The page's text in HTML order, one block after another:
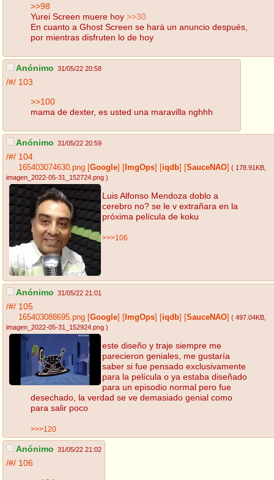
>>98
Yurei Screen muere hoy >>30
En cuanto a Ghost Screen se hará un anuncio después,
por mientras disfruten lo de hoy
Anónimo 31/05/22 20:58
/#/ 103
>>100
mama de dexter, es usted una maravilla nghhh
Anónimo 31/05/22 20:59
/#/ 104
165403074630.png Google ImgOps iqdb SauceNAO ( 178.91KB
imagen_2022-05-31_152724.png )
Luis Alfonso Mendoza doblo a
cerebro no? se le v extrañara en la
próxima película de koku
>>>106
Anónimo 31/05/22 21:01
/#/ 105
165403088695.png Google ImgOps iqdb SauceNAO ( 497.04KB
imagen_2022-05-31_152924.png )
este diseño y traje siempre me
parecieron geniales, me gustaría
saber si fue pensado exclusivamente
para la película o ya estaba diseñado
para un episodio normal pero fue
desechado, la verdad se ve demasiado genial como
para salir poco
>>>120
Anónimo 31/05/22 21:02
/#/ 106